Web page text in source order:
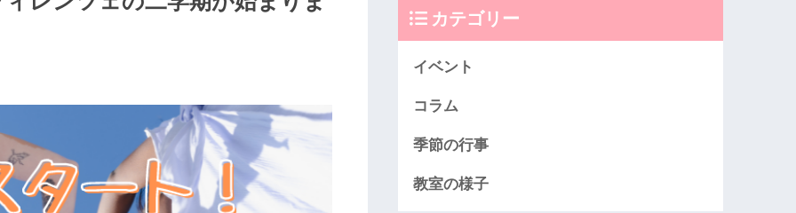
カテゴリー
イベント
コラム
季節の行事
教室の様子